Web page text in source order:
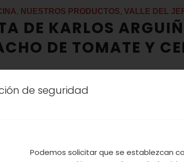
de seguridad
Podemos solicitar que se establezcan
NUESTROS PRODUCTOS VALLE DEL
DE KARLOS
DE TOMATE Y
la presenta Karlos Arguiñano